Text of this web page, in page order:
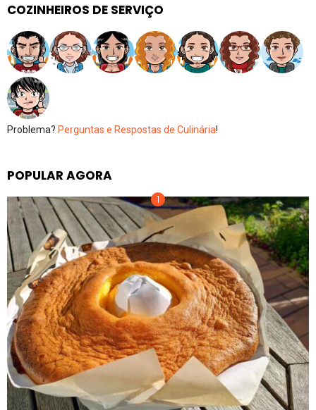
COZINHEIROS DE SERVIÇO
Problema? Perguntas e Respostas de Culinária!
POPULAR AGORA